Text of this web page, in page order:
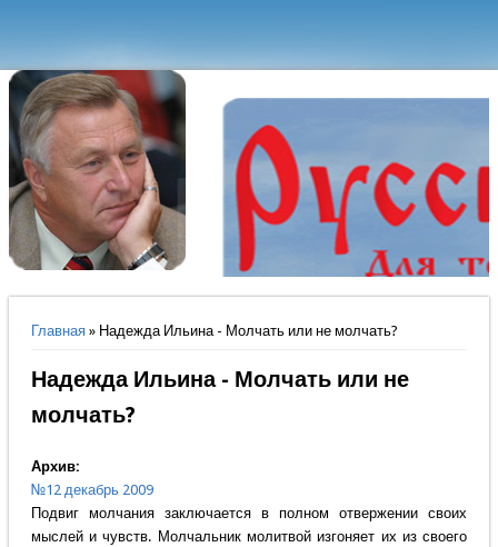
Вы здесь
Главная» Надежда Ильина - Молчать или не молчать?
Надежда Ильина - Молчать или не
молчать?
Архив:
№12 декабрь 2009
Подвиг молчания заключается в полном отвержении своих
мыслей и чувств. Молчальник молитвой изгоняет их из своего